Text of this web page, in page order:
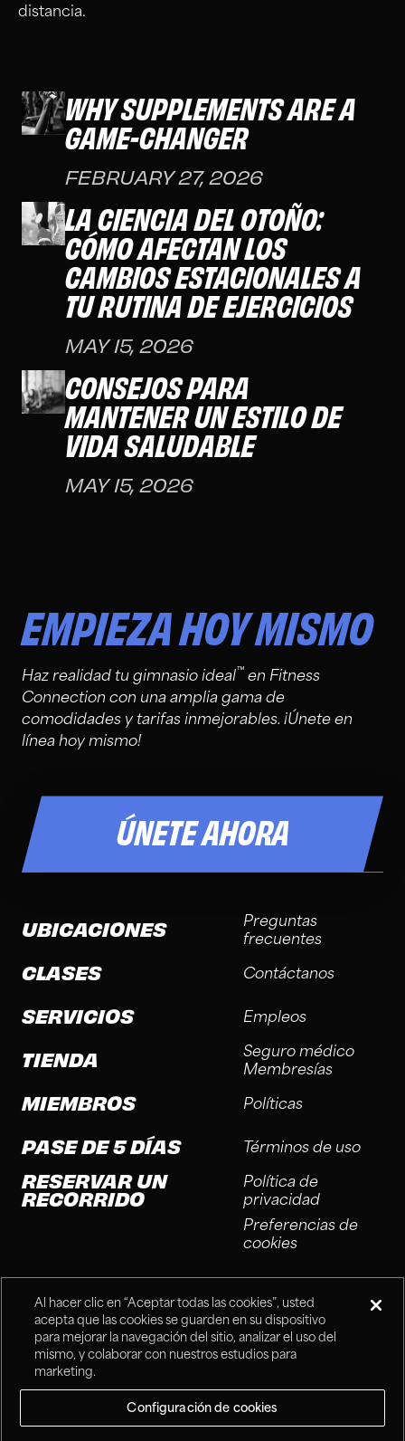
distancia.
WHY SUPPLEMENTS ARE A
GAME-CHANGER
FEBRUARY 27, 2026
LA CIENCIA DEL OTOÑO:
CÓMO AFECTAN LOS
CAMBIOS ESTACIONALES A
TU RUTINA DE EJERCICIOS
MAY 15, 2026
CONSEJOS PARA
MANTENER UN ESTILO DE
VIDA SALUDABLE
MAY 15, 2026
EMPIEZA HOY MISMO
Haz realidad tu gimnasio ideal™ en Fitness
Connection con una amplia gama de
comodidades y tarifas inmejorables. ¡Únete en
línea hoy mismo!
ÚNETE AHORA
UBICACIONES
CLASES
SERVICIOS
TIENDA
MIEMBROS
PASE DE 5 DÍAS
RESERVAR UN
RECORRIDO
Preguntas
frecuentes
Contáctanos
Empleos
Seguro médico
Membresías
Políticas
Términos de uso
Política de
privacidad
Preferencias de
cookies
®Fitness Connection, 2025
Al hacer clic en “Aceptar todas las cookies”, usted
acepta que las cookies se guarden en su dispositivo
para mejorar la navegación del sitio, analizar el uso del
mismo, y colaborar con nuestros estudios para
marketing.
Configuración de cookies